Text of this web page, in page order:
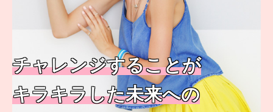
チャレンジすることが
キラキラした未来への